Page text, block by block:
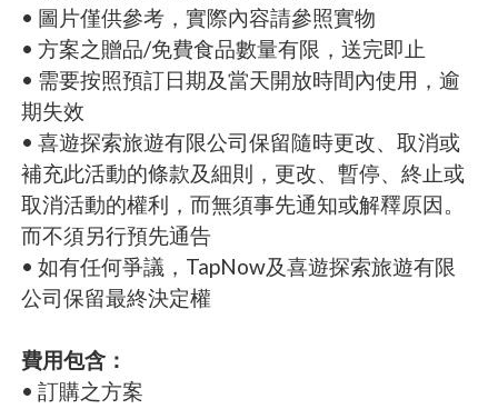
• 圖片僅供參考，實際內容請參照實物
• 方案之贈品/免費食品數量有限，送完即止
• 需要按照預訂日期及當天開放時間內使用，逾
期失效
• 喜遊探索旅遊有限公司保留隨時更改、取消或
補充此活動的條款及細則，更改、暫停、終止或
取消活動的權利，而無須事先通知或解釋原因。
而不須另行預先通告
• 如有任何爭議，TapNow及喜遊探索旅遊有限
公司保留最終決定權
費用包含：
• 訂購之方案